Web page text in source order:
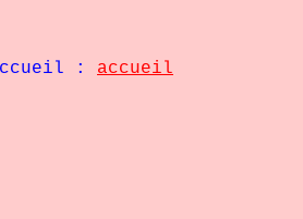
: accueil